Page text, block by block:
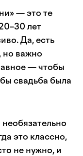
— это те
лет
Да, есть
но важно
— чтобы
свадьба была
это классно,
не нужно, и